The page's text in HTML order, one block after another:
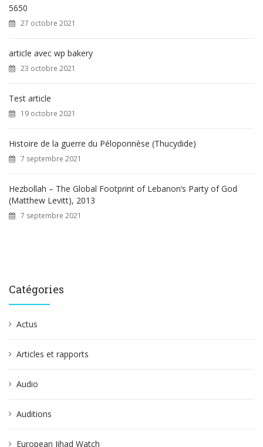
e
r
5650
27 octobre 2021
article avec wp bakery
23 octobre 2021
Test article
19 octobre 2021
Histoire de la guerre du Péloponnèse (Thucydide)
7 septembre 2021
Hezbollah – The Global Footprint of Lebanon’s Party of God
(Matthew Levitt), 2013
7 septembre 2021
Catégories
Actus
Articles et rapports
Audio
Auditions
European Jihad Watch